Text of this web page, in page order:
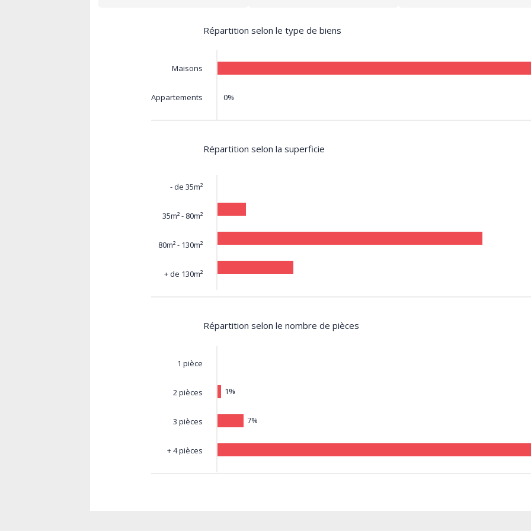
Répartition selon le type de biens
Maisons
Appartements 0%
Répartition selon la superficie
- de 35m²
35m² - 80m²
80m² - 130m²
+ de 130m²
Répartition selon le nombre de pièces
1 pièce
2 pièces
3 pièces
+ 4 pièces
1%
7%